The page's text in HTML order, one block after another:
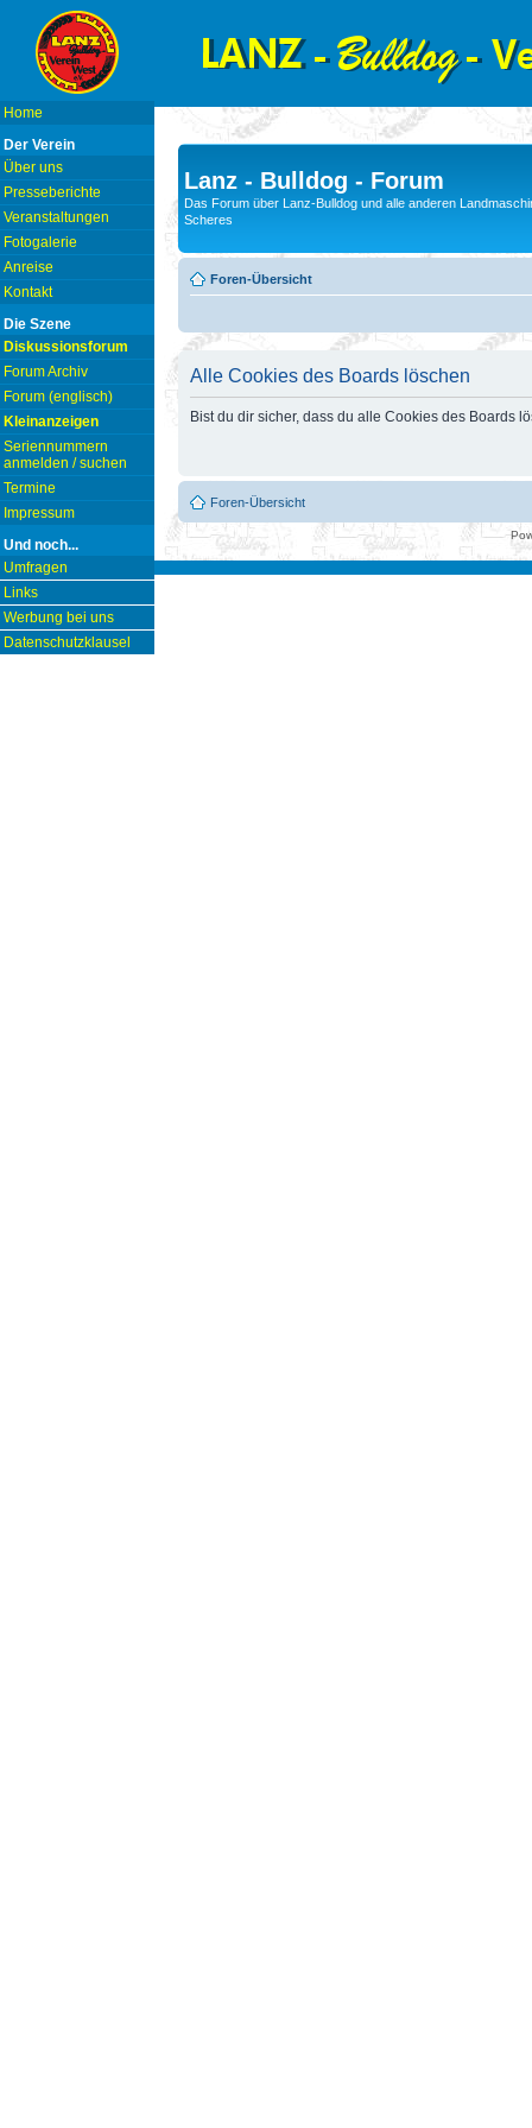
Home
Der Verein
Über uns
Presseberichte
Veranstaltungen
Fotogalerie
Anreise
Kontakt
Die Szene
Diskussionsforum
Forum Archiv
Forum (englisch)
Kleinanzeigen
Seriennummern
anmelden / suchen
Termine
Impressum
Und noch...
Umfragen
Links
Werbung bei uns
Datenschutzklausel
Lanz - Bulldog - Forum
Das Forum über Lanz-Bulldog und alle anderen
Scheres
Foren-Übersicht
Alle Cookies des Boards löschen
Bist du dir sicher, dass du alle Cookies des Boards
Foren-Übersicht